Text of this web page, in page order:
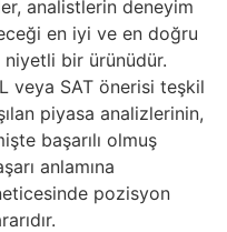
analistlerin deneyim
en iyi ve en doğru
niyetli bir ürünüdür.
veya SAT önerisi teşkil
piyasa analizlerinin,
başarılı olmuş
anlamına
pozisyon